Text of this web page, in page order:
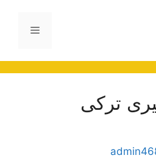
فهرست
ترکی